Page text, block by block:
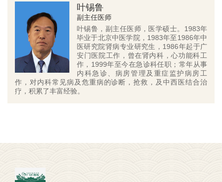
叶锡鲁
副主任医师
叶锡鲁，副主任医师，医学硕士。1983年
毕业于北京中医学院，1983年至1986年中
医研究院肾病专业研究生，1986年起于广
安门医院工作，曾在肾内科，心功能科工
作，1999年至今在急诊科任职；常年从事
内科急诊、病房管理及重症监护病房工
作，对内科常见病及危重病的诊断，抢救，及中西医结合治
疗，积累了丰富经验。